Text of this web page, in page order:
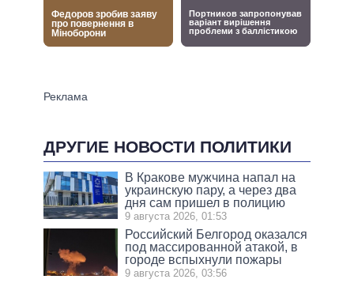
ДРУГИЕ НОВОСТИ ПОЛИТИКИ
В Кракове мужчина напал на
украинскую пару, а через два
дня сам пришел в полицию
9 августа 2026, 01:53
Российский Белгород оказался
под массированной атакой, в
городе вспыхнули пожары
9 августа 2026, 03:56